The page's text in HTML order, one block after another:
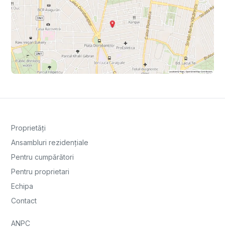
Proprietăți
Ansambluri rezidențiale
Pentru cumpărători
Pentru proprietari
Echipa
Contact
ANPC